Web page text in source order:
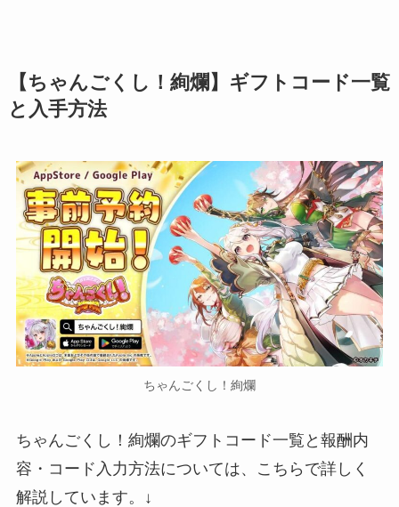
【ちゃんごくし！絢爛】ギフトコード一覧
と入手方法
ちゃんごくし！絢爛
ちゃんごくし！絢爛のギフトコード一覧と報酬内
容・コード入力方法については、こちらで詳しく
解説しています。↓